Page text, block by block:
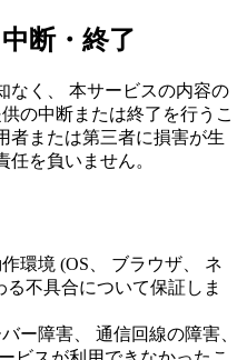
断・終了
なく、 本サービスの内容の
の中断または終了を行うこ
者または第三者に損害が生
任を負いません。
環境 (OS、 ブラウザ、 ネ
不具合について保証しま
ー障害、 通信回線の障害、